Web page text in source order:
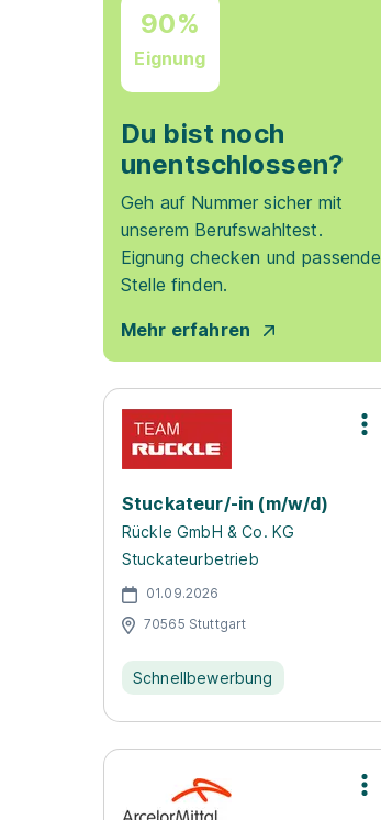
90%
Eignung
Du bist noch
unentschlossen?
Geh auf Nummer sicher mit
unserem Berufswahltest.
Eignung checken und passende
Stelle finden.
Mehr erfahren
Stuckateur/-in (m/w/d)
Rückle GmbH & Co. KG
Stuckateurbetrieb
01.09.2026
70565 Stuttgart
Schnellbewerbung